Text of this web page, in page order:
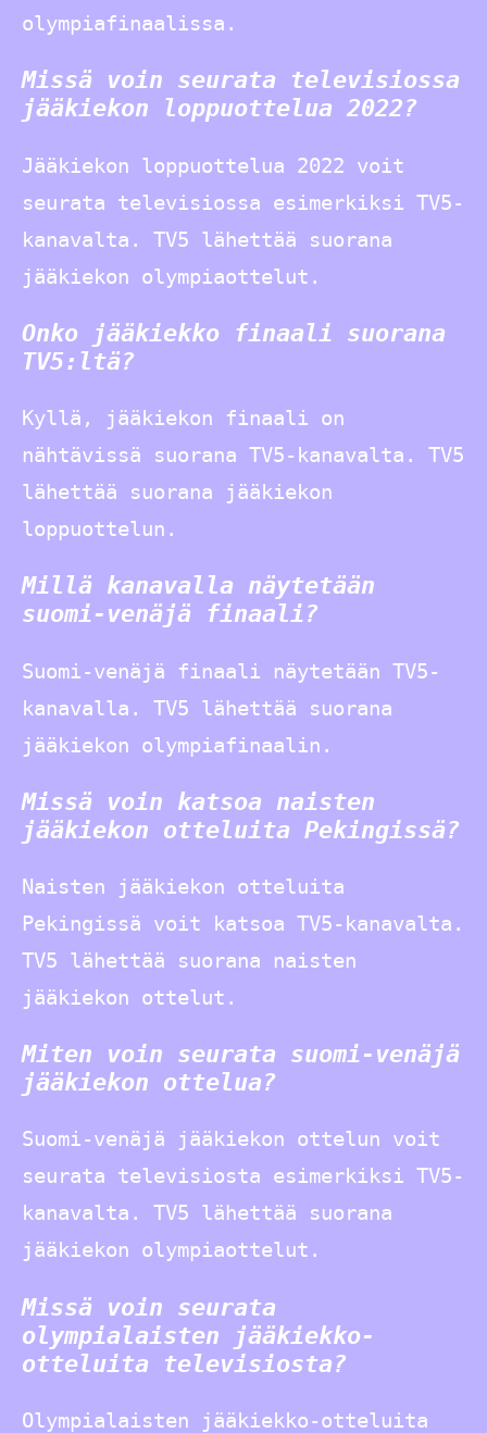
olympiafinaalissa.
Missä voin seurata televisiossa
jääkiekon loppuottelua 2022?
Jääkiekon loppuottelua 2022 voit
seurata televisiossa esimerkiksi TV5-
kanavalta. TV5 lähettää suorana
jääkiekon olympiaottelut.
Onko jääkiekko finaali suorana
TV5:ltä?
Kyllä, jääkiekon finaali on
nähtävissä suorana TV5-kanavalta. TV5
lähettää suorana jääkiekon
loppuottelun.
Millä kanavalla näytetään
suomi-venäjä finaali?
Suomi-venäjä finaali näytetään TV5-
kanavalla. TV5 lähettää suorana
jääkiekon olympiafinaalin.
Missä voin katsoa naisten
jääkiekon otteluita Pekingissä?
Naisten jääkiekon otteluita
Pekingissä voit katsoa TV5-kanavalta.
TV5 lähettää suorana naisten
jääkiekon ottelut.
Miten voin seurata suomi-venäjä
jääkiekon ottelua?
Suomi-venäjä jääkiekon ottelun voit
seurata televisiosta esimerkiksi TV5-
kanavalta. TV5 lähettää suorana
jääkiekon olympiaottelut.
Missä voin seurata
olympialaisten jääkiekko-
otteluita televisiosta?
Olympialaisten jääkiekko-otteluita